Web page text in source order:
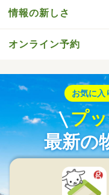
情報の新しさ
オンライン予約
お気に入
プ
最新の